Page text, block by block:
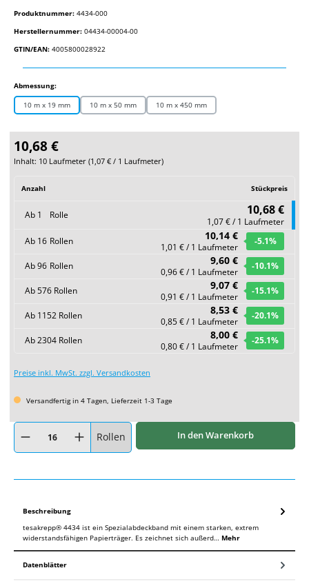
Produktnummer: 4434-000
Herstellernummer: 04434-00004-00
GTIN/EAN: 4005800028922
Abmessung:auswählen
10 m x 19 mm 10 m x 50 mm 10 m x 450 mm
10,68 €
Inhalt: 10 Laufmeter (1,07 € / 1 Laufmeter)
Anzahl Stückpreis
Ab 1 Rolle 10,68 €
1,07 € / 1 Laufmeter
Ab 16 Rollen 10,14 €
1,01 € / 1 Laufmeter
-5.1%
Ab96 Rollen 9,60 €
0,96 € / 1 Laufmeter
-10.1%
Ab576 Rollen 9,07 €
0,91 € / 1 Laufmeter
-15.1%
Ab 1152 Rollen 8,53 €
0,85 € / 1 Laufmeter
-20.1%
Ab2304 Rollen 8,00 €
0,80 € / 1 Laufmeter
-25.1%
Preise inkl. MwSt. zzgl. Versandkosten
Versandfertig in 4 Tagen, Lieferzeit 1-3 Tage
Produkt Anzahl: Gib den gewünschten Wert ein oder benutze die Schaltflächen
Rollen In den Warenkorb
Beschreibung
tesakrepp® 4434 ist ein Spezialabdeckband mit einem starken, extrem
widerstandsfähigen Papierträger. Es zeichnet sich außerd… Mehr
Datenblätter